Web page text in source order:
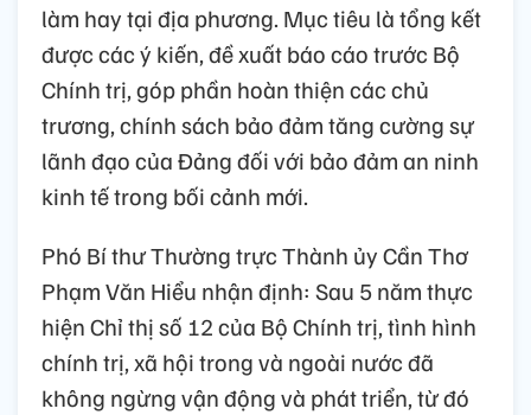
làm hay tại địa phương. Mục tiêu là tổng kết
được các ý kiến, đề xuất báo cáo trước Bộ
Chính trị, góp phần hoàn thiện các chủ
trương, chính sách bảo đảm tăng cường sự
lãnh đạo của Đảng đối với bảo đảm an ninh
kinh tế trong bối cảnh mới.
Phó Bí thư Thường trực Thành ủy Cần Thơ
Phạm Văn Hiểu nhận định: Sau 5 năm thực
hiện Chỉ thị số 12 của Bộ Chính trị, tình hình
chính trị, xã hội trong và ngoài nước đã
không ngừng vận động và phát triển, từ đó